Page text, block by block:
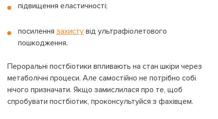
підвищення еластичності;
посилення захисту від ультрафіолетового
пошкодження.
Пероральні постбіотики впливають на стан шкіри через
метаболічні процеси. Але самостійно не потрібно собі
нічого призначати. Якщо замислилася про те, щоб
спробувати постбіотик, проконсультуйся з фахівцем.